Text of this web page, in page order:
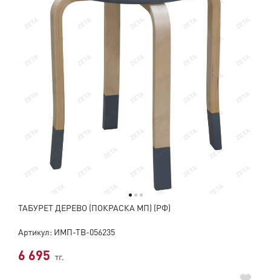
ТАБУРЕТ ДЕРЕВО (ПОКРАСКА МП) (РФ)
Артикул: ИМП-ТВ-056235
6 695 тг.